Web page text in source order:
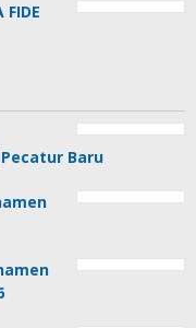
Baru